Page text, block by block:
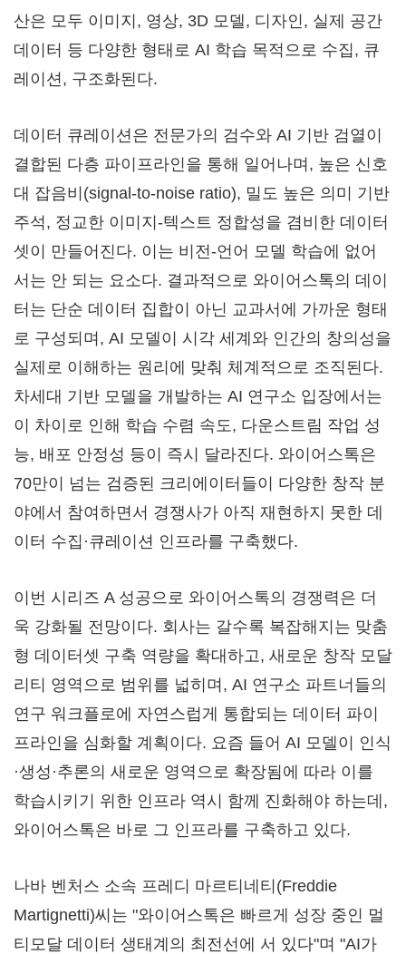
산은 모두 이미지, 영상, 3D 모델, 디자인, 실제 공간
데이터 등 다양한 형태로 AI 학습 목적으로 수집, 큐
레이션, 구조화된다.
데이터 큐레이션은 전문가의 검수와 AI 기반 검열이
결합된 다층 파이프라인을 통해 일어나며, 높은 신호
대 잡음비(signal-to-noise ratio), 밀도 높은 의미 기반
주석, 정교한 이미지-텍스트 정합성을 겸비한 데이터
셋이 만들어진다. 이는 비전-언어 모델 학습에 없어
서는 안 되는 요소다. 결과적으로 와이어스톡의 데이
터는 단순 데이터 집합이 아닌 교과서에 가까운 형태
로 구성되며, AI 모델이 시각 세계와 인간의 창의성을
실제로 이해하는 원리에 맞춰 체계적으로 조직된다.
차세대 기반 모델을 개발하는 AI 연구소 입장에서는
이 차이로 인해 학습 수렴 속도, 다운스트림 작업 성
능, 배포 안정성 등이 즉시 달라진다. 와이어스톡은
70만이 넘는 검증된 크리에이터들이 다양한 창작 분
야에서 참여하면서 경쟁사가 아직 재현하지 못한 데
이터 수집·큐레이션 인프라를 구축했다.
이번 시리즈 A 성공으로 와이어스톡의 경쟁력은 더
욱 강화될 전망이다. 회사는 갈수록 복잡해지는 맞춤
형 데이터셋 구축 역량을 확대하고, 새로운 창작 모달
리티 영역으로 범위를 넓히며, AI 연구소 파트너들의
연구 워크플로에 자연스럽게 통합되는 데이터 파이
프라인을 심화할 계획이다. 요즘 들어 AI 모델이 인식
·생성·추론의 새로운 영역으로 확장됨에 따라 이를
학습시키기 위한 인프라 역시 함께 진화해야 하는데,
와이어스톡은 바로 그 인프라를 구축하고 있다.
나바 벤처스 소속 프레디 마르티네티(Freddie
Martignetti)씨는 "와이어스톡은 빠르게 성장 중인 멀
티모달 데이터 생태계의 최전선에 서 있다"며 "AI가